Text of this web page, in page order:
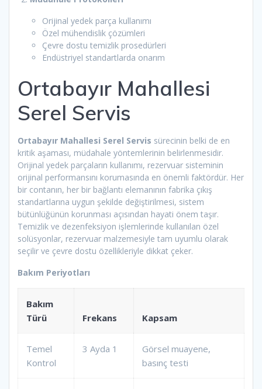
Orijinal yedek parça kullanımı
Özel mühendislik çözümleri
Çevre dostu temizlik prosedürleri
Endüstriyel standartlarda onarım
Ortabayır Mahallesi
Serel Servis
Ortabayır Mahallesi Serel Servis sürecinin belki de en
kritik aşaması, müdahale yöntemlerinin belirlenmesidir.
Orijinal yedek parçaların kullanımı, rezervuar sisteminin
orijinal performansını korumasında en önemli faktördür. Her
bir contanın, her bir bağlantı elemanının fabrika çıkış
standartlarına uygun şekilde değiştirilmesi, sistem
bütünlüğünün korunması açısından hayati önem taşır.
Temizlik ve dezenfeksiyon işlemlerinde kullanılan özel
solüsyonlar, rezervuar malzemesiyle tam uyumlu olarak
seçilir ve çevre dostu özellikleriyle dikkat çeker.
Bakım Periyotları
Bakım
Türü
Frekans Kapsam
Temel
Kontrol
3 Ayda 1
Görsel muayene,
basınç testi